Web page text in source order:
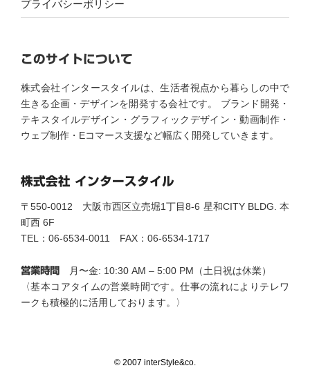
プライバシーポリシー
このサイトについて
株式会社インタースタイルは、生活者視点から暮らしの中で
生きる企画・デザインを開発する会社です。 ブランド開発・
テキスタイルデザイン・グラフィックデザイン・動画制作・
ウェブ制作・Eコマース支援など幅広く開発していきます。
株式会社 インタースタイル
〒550-0012 大阪市西区立売堀1丁目8-6 星和CITY BLDG. 本
町西 6F
TEL：06-6534-0011 FAX：06-6534-1717
営業時間
月〜金: 10:30 AM – 5:00 PM（土日祝は休業）
〈基本コアタイムの営業時間です。仕事の流れによりテレワ
ークも積極的に活用しております。〉
©︎ 2007 interStyle&co.